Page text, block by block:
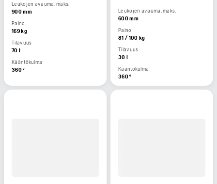
Leukojen avauma, maks.
900 mm
Paino
169 kg
Tilavuus
70 l
Kääntökulma
360 °
Leukojen avauma, maks.
600 mm
Paino
81 / 100 kg
Tilavuus
30 l
Kääntökulma
360 °